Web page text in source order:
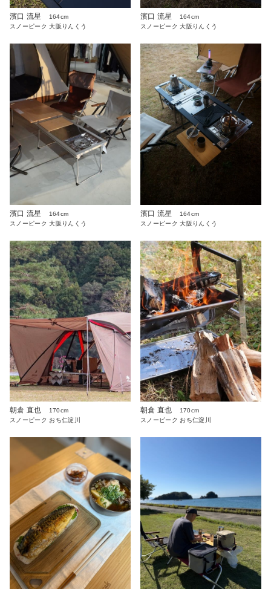
濱口 流星
164cm
スノーピーク 大阪りんくう
濱口 流星
164cm
スノーピーク 大阪りんくう
濱口 流星
164cm
スノーピーク 大阪りんくう
濱口 流星
164cm
スノーピーク 大阪りんくう
朝倉 直也
170cm
スノーピーク おち仁淀川
朝倉 直也
170cm
スノーピーク おち仁淀川